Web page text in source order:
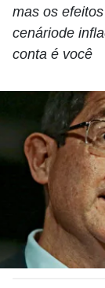
mas os
cenáriode
conta é você